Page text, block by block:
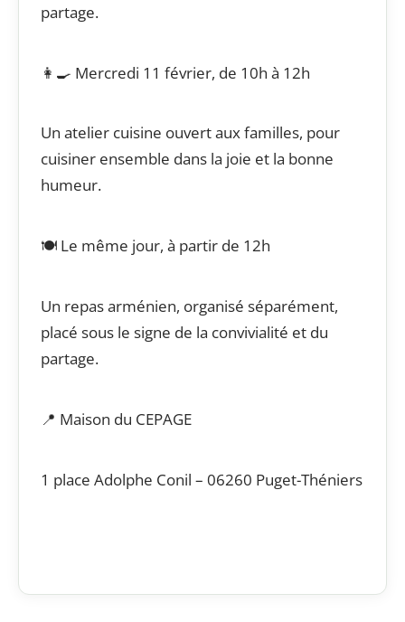
partage.
👩‍🍳 Mercredi 11 février, de 10h à 12h
Un atelier cuisine ouvert aux familles, pour
cuisiner ensemble dans la joie et la bonne
humeur.
🍽️ Le même jour, à partir de 12h
Un repas arménien, organisé séparément,
placé sous le signe de la convivialité et du
partage.
📍 Maison du CEPAGE
1 place Adolphe Conil – 06260 Puget-Théniers